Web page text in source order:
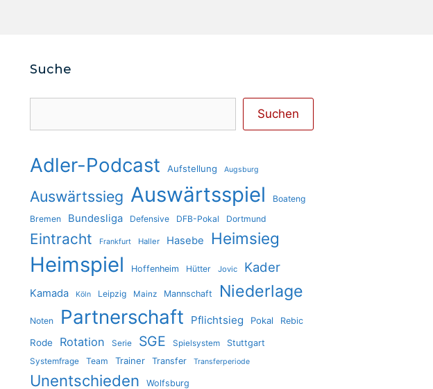
Suche
Suchen
Adler-Podcast Aufstellung Augsburg
Auswärtssieg Auswärtsspiel
Boateng
Bremen
Bundesliga Defensive DFB-Pokal Dortmund
Eintracht Frankfurt Haller Hasebe Heimsieg
Heimspiel Hoffenheim Hütter Jovic Kader
Kamada Köln Leipzig Mainz Mannschaft Niederlage
Noten Partnerschaft Pflichtsieg Pokal Rebic
Rode Rotation Serie SGE Spielsystem Stuttgart
Systemfrage Team Trainer Transfer Transferperiode
Unentschieden Wolfsburg